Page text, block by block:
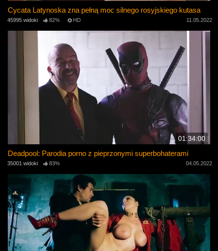
Cycata Latynoska zna pełną moc silnego rosyjskiego kutasa
45995 widoki 82% HD 11.05.2022
01:34:00
Deadpool: Parodia porno z pieprzonymi superbohaterami
35001 widoki 83% 04.05.2022